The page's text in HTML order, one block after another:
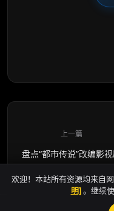
盘点“都市传说”改编影
欢迎！本站所有资源均来自
明]。继续